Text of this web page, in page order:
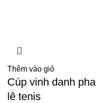
Thêm vào giỏ
Cúp vinh danh pha
lê tenis